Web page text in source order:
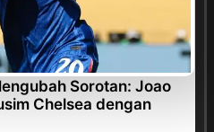
Sorotan: Joao
Chelsea dengan